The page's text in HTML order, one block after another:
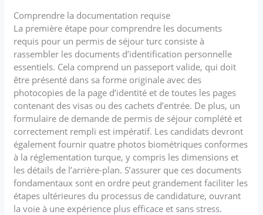
Comprendre la documentation requise
La première étape pour comprendre les documents
requis pour un permis de séjour turc consiste à
rassembler les documents d’identification personnelle
essentiels. Cela comprend un passeport valide, qui doit
être présenté dans sa forme originale avec des
photocopies de la page d’identité et de toutes les pages
contenant des visas ou des cachets d’entrée. De plus, un
formulaire de demande de permis de séjour complété et
correctement rempli est impératif. Les candidats devront
également fournir quatre photos biométriques conformes
à la réglementation turque, y compris les dimensions et
les détails de l’arrière-plan. S’assurer que ces documents
fondamentaux sont en ordre peut grandement faciliter les
étapes ultérieures du processus de candidature, ouvrant
la voie à une expérience plus efficace et sans stress.